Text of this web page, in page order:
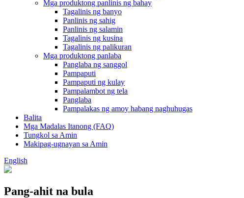
Mga produktong panlinis ng bahay
Tagalinis ng banyo
Panlinis ng sahig
Panlinis ng salamin
Tagalinis ng kusina
Tagalinis ng palikuran
Mga produktong panlaba
Panglaba ng sanggol
Pampaputi
Pampaputi ng kulay
Pampalambot ng tela
Panglaba
Pampalakas ng amoy habang naghuhugas
Balita
Mga Madalas Itanong (FAQ)
Tungkol sa Amin
Makipag-ugnayan sa Amin
English
Pang-ahit na bula